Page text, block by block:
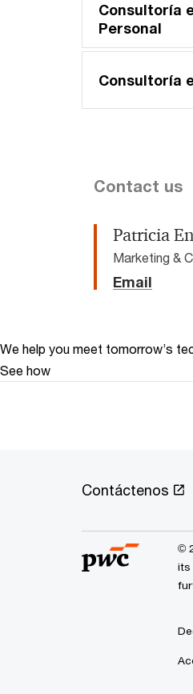
Consultoría
Personal
Consultoría
Contact us
Patricia
Marketing &
Email
We help you meet tomorrow’s
See how
Contáctenos
©
its